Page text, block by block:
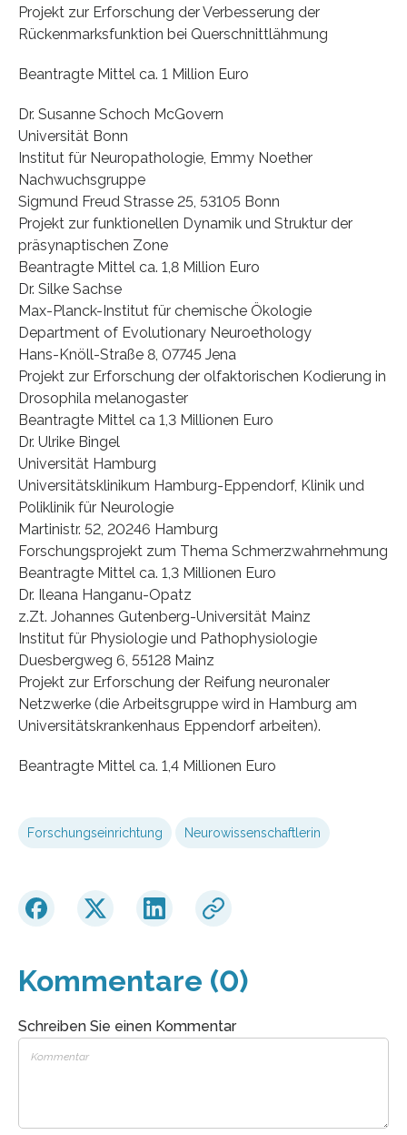
Projekt zur Erforschung der Verbesserung der
Rückenmarksfunktion bei Querschnittlähmung
Beantragte Mittel ca. 1 Million Euro
Dr. Susanne Schoch McGovern
Universität Bonn
Institut für Neuropathologie, Emmy Noether
Nachwuchsgruppe
Sigmund Freud Strasse 25, 53105 Bonn
Projekt zur funktionellen Dynamik und Struktur der
präsynaptischen Zone
Beantragte Mittel ca. 1,8 Million Euro
Dr. Silke Sachse
Max-Planck-Institut für chemische Ökologie
Department of Evolutionary Neuroethology
Hans-Knöll-Straße 8, 07745 Jena
Projekt zur Erforschung der olfaktorischen Kodierung in
Drosophila melanogaster
Beantragte Mittel ca 1,3 Millionen Euro
Dr. Ulrike Bingel
Universität Hamburg
Universitätsklinikum Hamburg-Eppendorf, Klinik und
Poliklinik für Neurologie
Martinistr. 52, 20246 Hamburg
Forschungsprojekt zum Thema Schmerzwahrnehmung
Beantragte Mittel ca. 1,3 Millionen Euro
Dr. Ileana Hanganu-Opatz
z.Zt. Johannes Gutenberg-Universität Mainz
Institut für Physiologie und Pathophysiologie
Duesbergweg 6, 55128 Mainz
Projekt zur Erforschung der Reifung neuronaler
Netzwerke (die Arbeitsgruppe wird in Hamburg am
Universitätskrankenhaus Eppendorf arbeiten).
Beantragte Mittel ca. 1,4 Millionen Euro
Forschungseinrichtung Neurowissenschaftlerin
Kommentare (0)
Schreiben Sie einen Kommentar